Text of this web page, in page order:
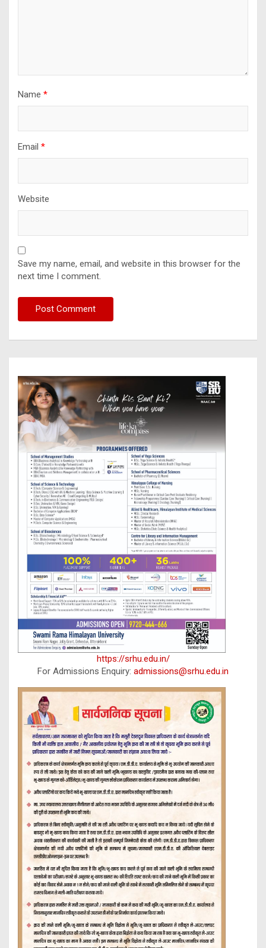
Name *
Email *
Website
Save my name, email, and website in this browser for the
next time I comment.
https://srhu.edu.in/
For Admissions Enquiry: admissions@srhu.edu.in